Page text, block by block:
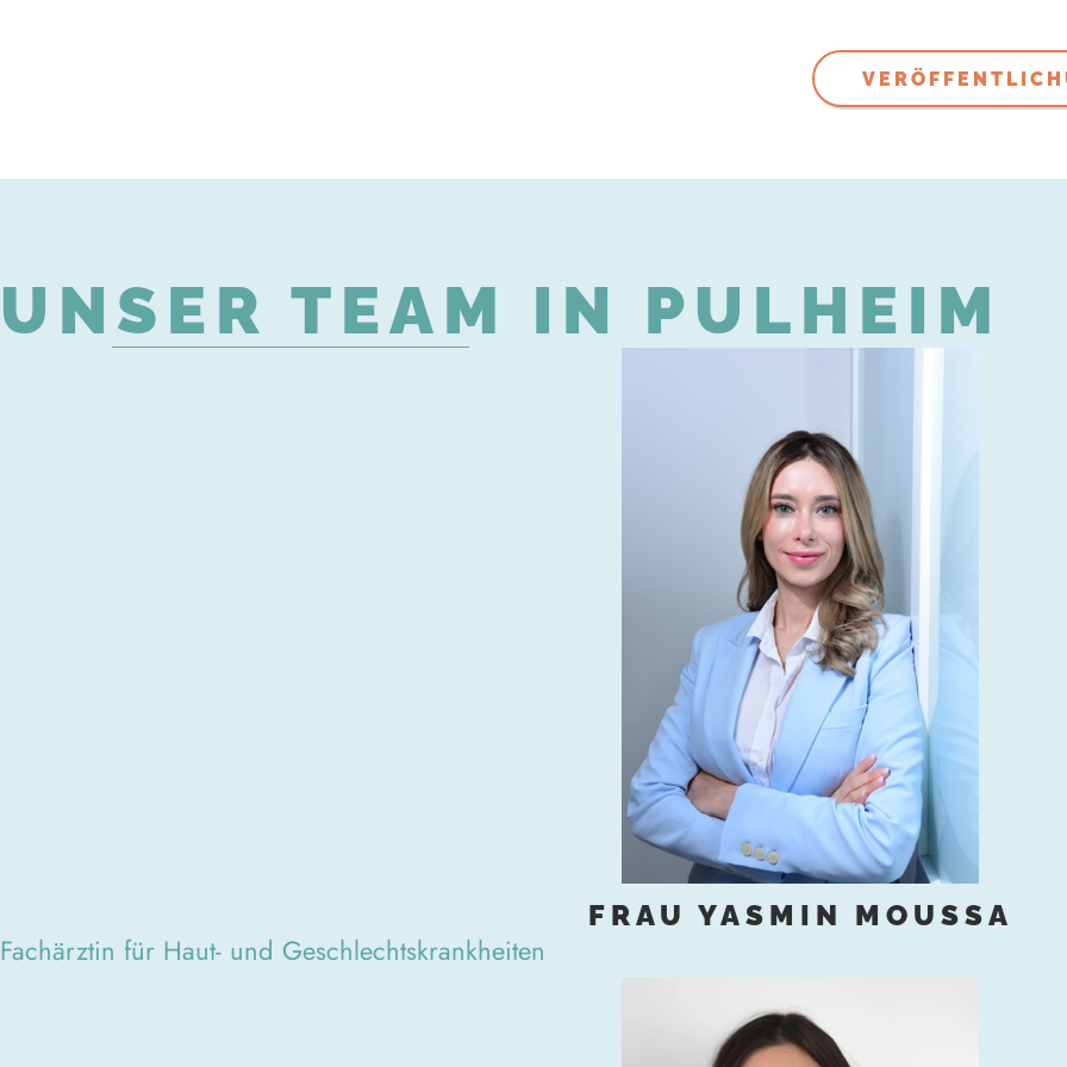
UNSER TEAM IN PULHEIM
FRAU YASMIN MOUSSA
Fachärztin für Haut- und Geschlechtskrankheiten